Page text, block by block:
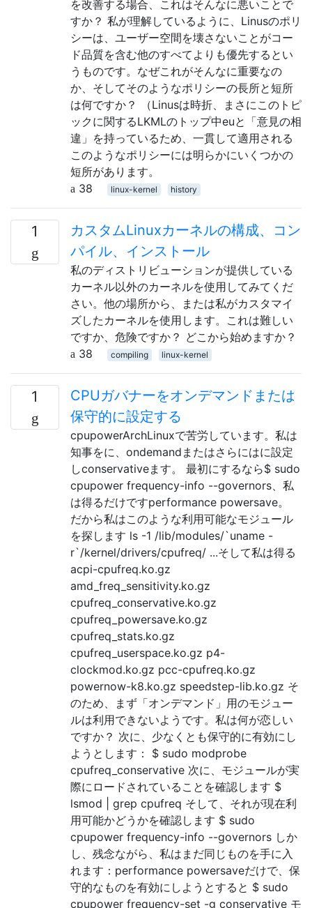
を改善する場合、これはそんなに悪いことで
すか？ 私が理解しているように、Linusのポリ
シーは、ユーザー空間を壊さないことがコー
ド品質を含む他のすべてよりも優先するとい
うものです。なぜこれがそんなに重要なの
か、そしてそのようなポリシーの長所と短所
は何ですか？ （Linusは時折、まさにこのトピ
ックに関するLKMLのトップ中euと「意見の相
違」を持っているため、一貫して適用される
このようなポリシーには明らかにいくつかの
短所があります。
38
linux-kernel history
1
カスタムLinuxカーネルの構成、コン
パイル、インストール
私のディストリビューションが提供している
カーネル以外のカーネルを使用してみてくだ
さい。他の場所から、または私がカスタマイ
ズしたカーネルを使用します。これは難しい
ですか、危険ですか？ どこから始めますか？
38
compiling linux-kernel
1
CPUガバナーをオンデマンドまたは
保守的に設定する
cpupowerArchLinuxで苦労しています。私は
知事をに、ondemandまたはさらにはに設定
しconservativeます。 最初にするなら$ sudo
cpupower frequency-info --governors、私
は得るだけですperformance powersave。
だから私はこのような利用可能なモジュール
を探します ls -1 /lib/modules/`uname -
r`/kernel/drivers/cpufreq/ ...そして私は得る
acpi-cpufreq.ko.gz
amd_freq_sensitivity.ko.gz
cpufreq_conservative.ko.gz
cpufreq_powersave.ko.gz
cpufreq_stats.ko.gz
cpufreq_userspace.ko.gz p4-
clockmod.ko.gz pcc-cpufreq.ko.gz
powernow-k8.ko.gz speedstep-lib.ko.gz そ
のため、まず「オンデマンド」用のモジュー
ルは利用できないようです。私は何が恋しい
ですか？ 次に、少なくとも保守的に有効にし
ようとします： $ sudo modprobe
cpufreq_conservative 次に、モジュールが実
際にロードされていることを確認します $
lsmod | grep cpufreq そして、それが現在利
用可能かどうかを確認します $ sudo
cpupower frequency-info --governors しか
し、残念ながら、私はまだ同じものを手に入
れます：performance powersaveだけで、保
守的なものを有効にしようとすると $ sudo
cpupower frequency-set -g conservative モ